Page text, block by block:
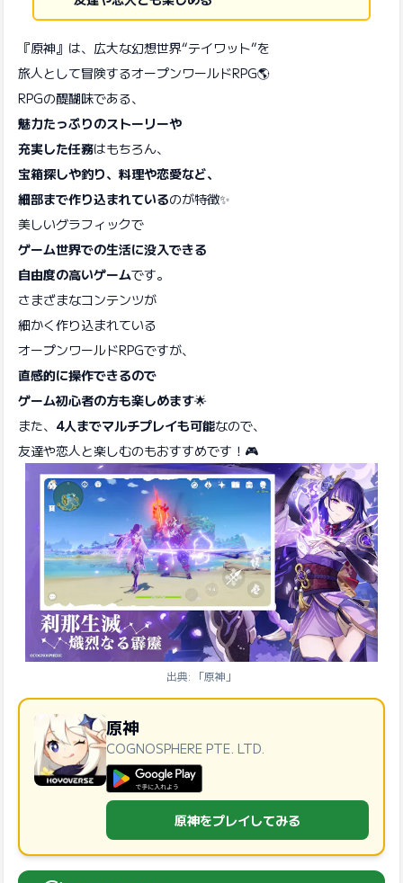
『原神』は、広大な幻想世界“テイワット”を
旅人として冒険するオープンワールドRPG🌎
RPGの醍醐味である、
魅力たっぷりのストーリーや
充実した任務はもちろん、
宝箱探しや釣り、料理や恋愛など、
細部まで作り込まれているのが特徴✨
美しいグラフィックで
ゲーム世界での生活に没入できる
自由度の高いゲームです。
さまざまなコンテンツが
細かく作り込まれている
オープンワールドRPGですが、
直感的に操作できるので
ゲーム初心者の方も楽しめます🌟
また、 4人までマルチプレイも可能なので、
友達や恋人と楽しむのもおすすめです！🎮
出典: 「原神」
原神
COGNOSPHERE PTE. LTD.
GooglePlayで手に入れよう
原神をプレイしてみる